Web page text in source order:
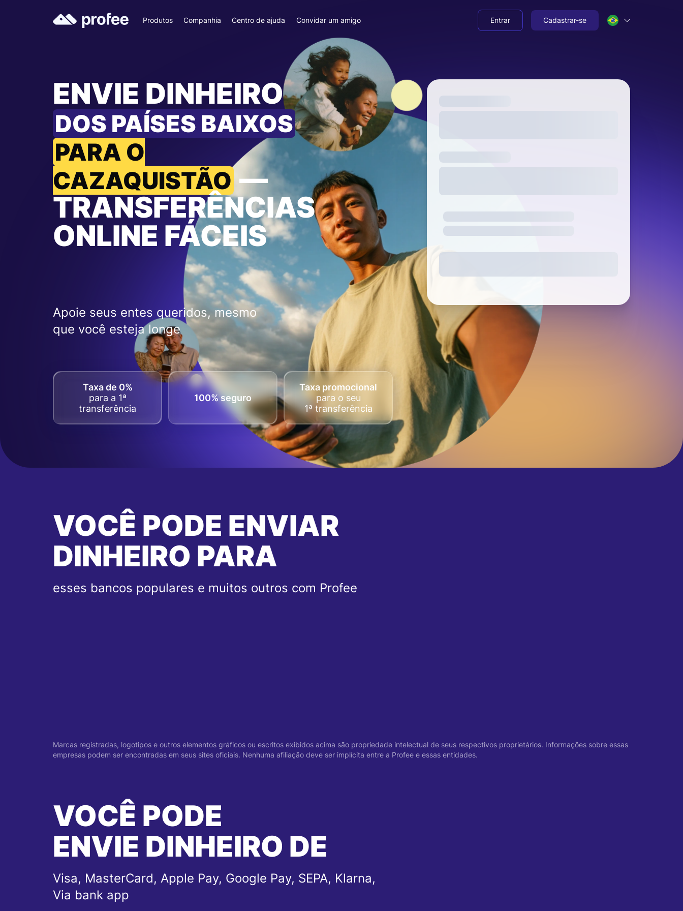
Produtos Companhia Centro de ajuda Convidar um amigo Entrar Cadastrar-se
ENVIE DINHEIRO
DOS PAÍSES BAIXOS
PARA O
CAZAQUISTÃO —
TRANSFERÊNCIAS
ONLINE FÁCEIS
Apoie seus entes queridos, mesmo
que você esteja longe
Taxa de 0%
para a 1ª
transferência
100% seguro
Taxa promocional
para o seu
1ª transferência
VOCÊ PODE ENVIAR
DINHEIRO PARA
esses bancos populares e muitos outros com Profee
Marcas registradas, logotipos e outros elementos gráficos ou escritos exibidos acima são propriedade intelectual de seus respectivos proprietários. Informações sobre essas
empresas podem ser encontradas em seus sites oficiais. Nenhuma afiliação deve ser implícita entre a Profee e essas entidades.
VOCÊ PODE
ENVIE DINHEIRO DE
Visa, MasterCard, Apple Pay, Google Pay, SEPA, Klarna,
Via bank app